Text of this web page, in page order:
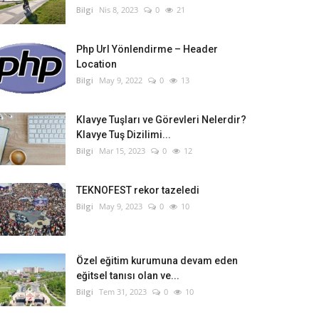
Bilgi Nis 8, 2023 0 21
Php Url Yönlendirme – Header
Location
Bilgi May 9, 2022 0 13
Klavye Tuşları ve Görevleri Nelerdir?
Klavye Tuş Dizilimi...
Bilgi Mar 15, 2023 0 12
TEKNOFEST rekor tazeledi
Bilgi May 9, 2023 0 10
Özel eğitim kurumuna devam eden
eğitsel tanısı olan ve...
Bilgi Tem 31, 2023 0 10